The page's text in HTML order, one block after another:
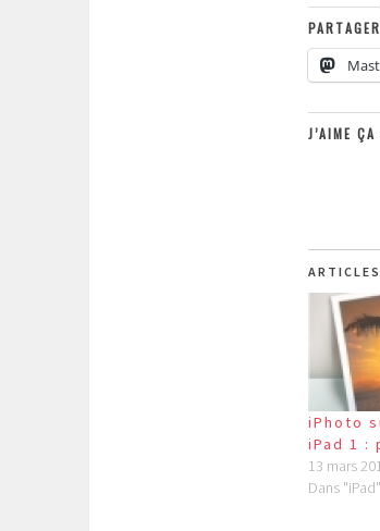
PARTAGER
J’AIME ÇA
iPhoto
iPad 1 :
13 mars
Dans "iPad"